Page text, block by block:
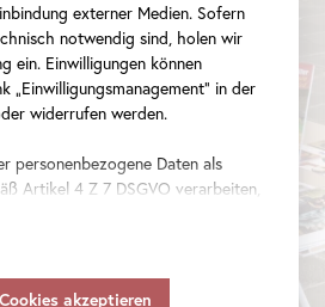
externer Medien. Sofern
notwendig sind, holen wir
ein. Einwilligungen können
„Einwilligungsmanagement“ in der
widerrufen werden.
personenbezogene Daten als
Artikel 4 Z 7 DSGVO verarbeiten,
für die Weitergabe an den
Vorliegen eines